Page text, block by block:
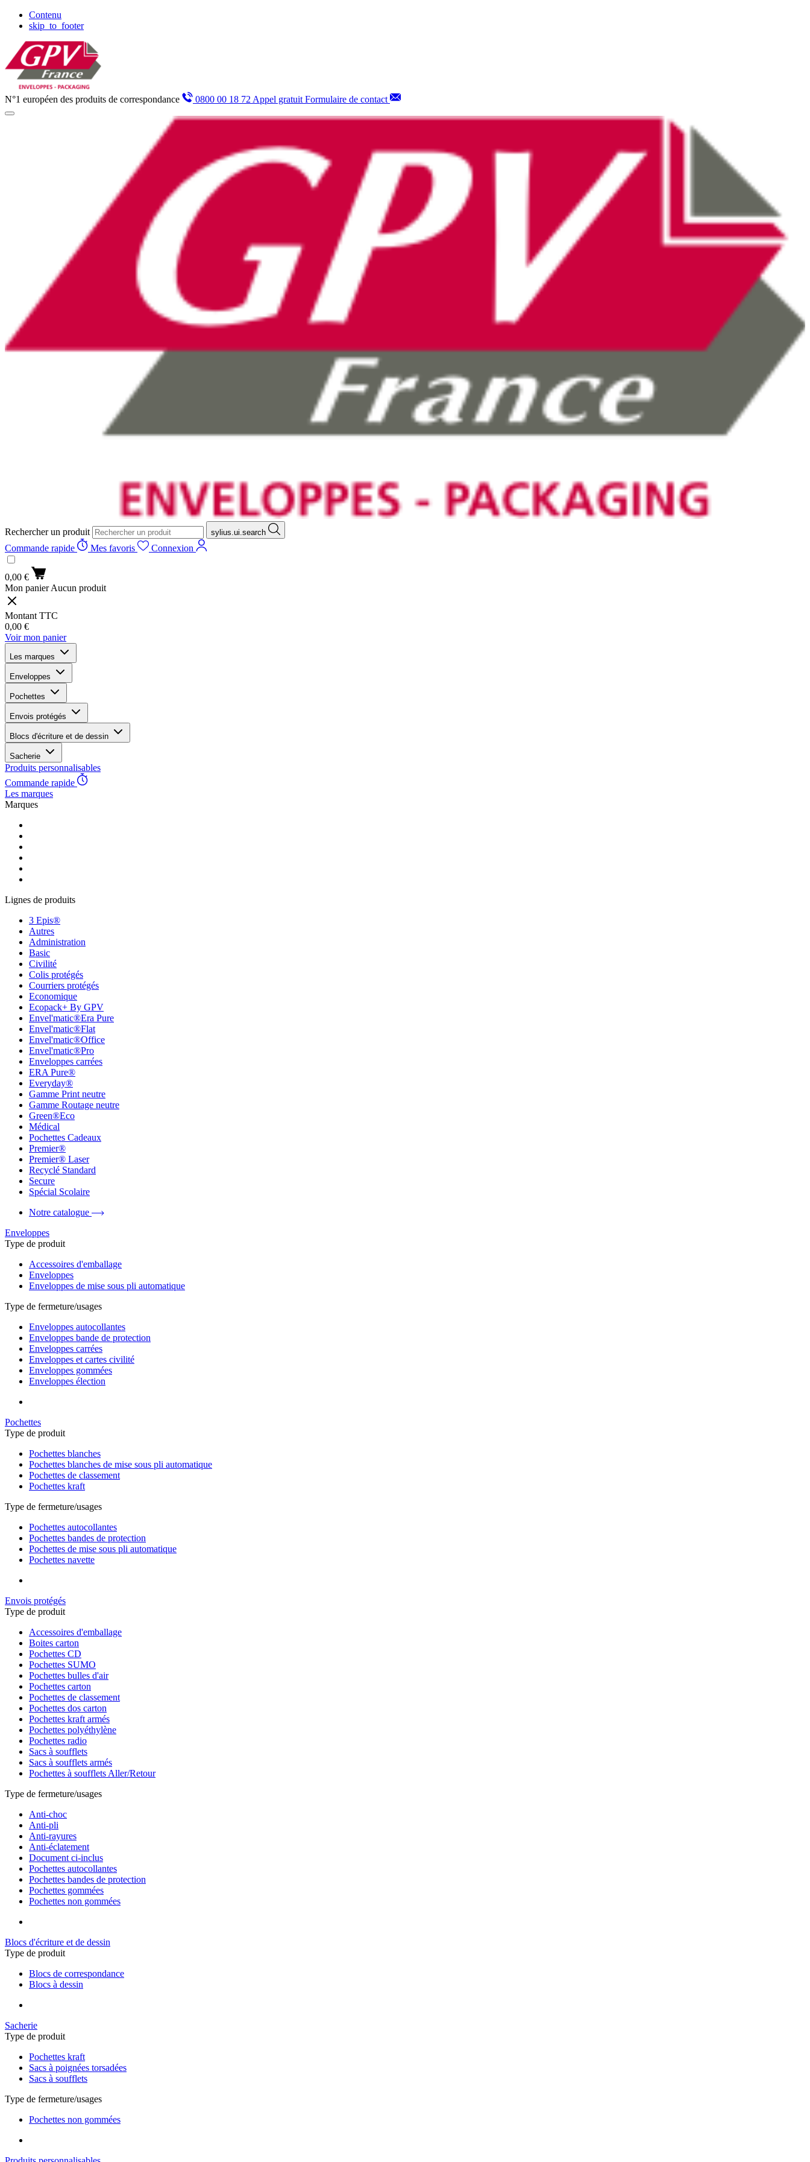
Contenu
skip_to_footer
N°1 européen des produits de correspondance 0800 00 18 72 Appel gratuit Formulaire de contact
Rechercher un produit sylius.ui.search
Commande rapide Mes favoris Connexion
0,00 €
Mon panier Aucun produit
Montant TTC
0,00 €
Voir mon panier
Les marques
Enveloppes
Pochettes
Envois protégés
Blocs d'écriture et de dessin
Sacherie
Produits personnalisables
Commande rapide
Les marques
Marques
Lignes de produits
3 Epis®
Autres
Administration
Basic
Civilité
Colis protégés
Courriers protégés
Economique
Ecopack+ By GPV
Envel'matic®Era Pure
Envel'matic®Flat
Envel'matic®Office
Envel'matic®Pro
Enveloppes carrées
ERA Pure®
Everyday®
Gamme Print neutre
Gamme Routage neutre
Green®Eco
Médical
Pochettes Cadeaux
Premier®
Premier® Laser
Recyclé Standard
Secure
Spécial Scolaire
Notre catalogue
Enveloppes
Type de produit
Accessoires d'emballage
Enveloppes
Enveloppes de mise sous pli automatique
Type de fermeture/usages
Enveloppes autocollantes
Enveloppes bande de protection
Enveloppes carrées
Enveloppes et cartes civilité
Enveloppes gommées
Enveloppes élection
Pochettes
Type de produit
Pochettes blanches
Pochettes blanches de mise sous pli automatique
Pochettes de classement
Pochettes kraft
Type de fermeture/usages
Pochettes autocollantes
Pochettes bandes de protection
Pochettes de mise sous pli automatique
Pochettes navette
Envois protégés
Type de produit
Accessoires d'emballage
Boites carton
Pochettes CD
Pochettes SUMO
Pochettes bulles d'air
Pochettes carton
Pochettes de classement
Pochettes dos carton
Pochettes kraft armés
Pochettes polyéthylène
Pochettes radio
Sacs à soufflets
Sacs à soufflets armés
Pochettes à soufflets Aller/Retour
Type de fermeture/usages
Anti-choc
Anti-pli
Anti-rayures
Anti-éclatement
Document ci-inclus
Pochettes autocollantes
Pochettes bandes de protection
Pochettes gommées
Pochettes non gommées
Blocs d'écriture et de dessin
Type de produit
Blocs de correspondance
Blocs à dessin
Sacherie
Type de produit
Pochettes kraft
Sacs à poignées torsadées
Sacs à soufflets
Type de fermeture/usages
Pochettes non gommées